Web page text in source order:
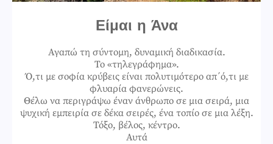
Είμαι η Άνα
Αγαπώ τη σύντομη, δυναμική διαδικασία.
Το «τηλεγράφημα».
Ό,τι με σοφία κρύβεις είναι πολυτιμότερο απ΄ό,τι με
φλυαρία φανερώνεις.
Θέλω να περιγράψω έναν άνθρωπο σε μια σειρά, μια
ψυχική εμπειρία σε δέκα σειρές, ένα τοπίο σε μια λέξη.
Τόξο, βέλος, κέντρο.
Αυτά